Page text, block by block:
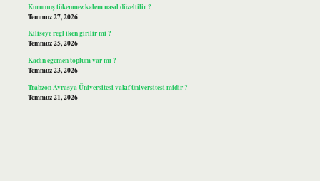
Kurumuş tükenmez kalem nasıl düzeltilir ?
Temmuz 27, 2026
Kiliseye regl iken girilir mi ?
Temmuz 25, 2026
Kadın egemen toplum var mı ?
Temmuz 23, 2026
Trabzon Avrasya Üniversitesi vakıf üniversitesi midir ?
Temmuz 21, 2026